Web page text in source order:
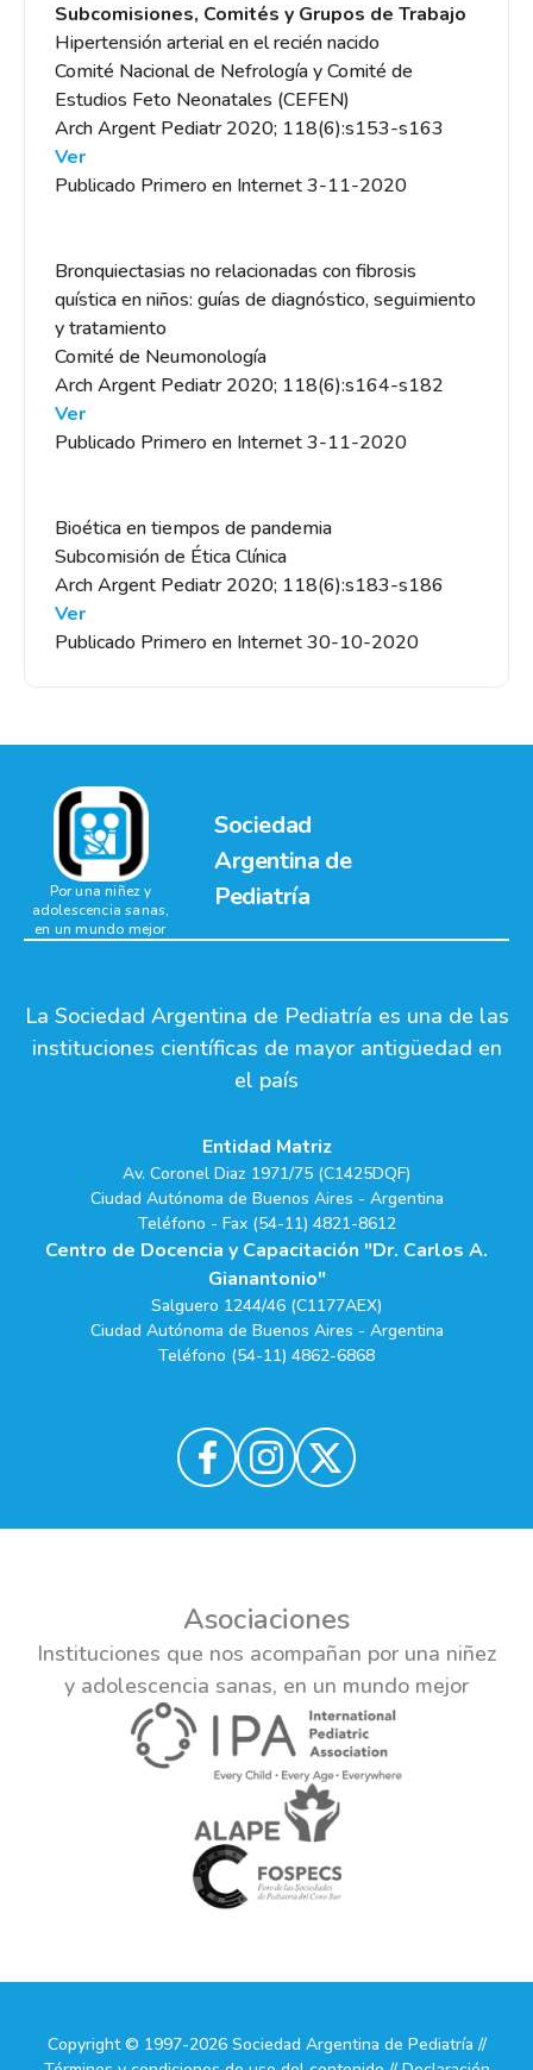
Subcomisiones, Comités y Grupos de Trabajo
Hipertensión arterial en el recién nacido
Comité Nacional de Nefrología y Comité de
Estudios Feto Neonatales (CEFEN)
Arch Argent Pediatr 2020; 118(6):s153-s163
Ver
Publicado Primero en Internet 3-11-2020
Bronquiectasias no relacionadas con fibrosis
quística en niños: guías de diagnóstico, seguimiento
y tratamiento
Comité de Neumonología
Arch Argent Pediatr 2020; 118(6):s164-s182
Ver
Publicado Primero en Internet 3-11-2020
Bioética en tiempos de pandemia
Subcomisión de Ética Clínica
Arch Argent Pediatr 2020; 118(6):s183-s186
Ver
Publicado Primero en Internet 30-10-2020
Sociedad
Argentina de
Pediatría
Por una niñez y
adolescencia sanas,
en un mundo mejor
La Sociedad Argentina de Pediatría es una de las
instituciones científicas de mayor antigüedad en
el país
Entidad Matriz
Av. Coronel Diaz 1971/75 (C1425DQF)
Ciudad Autónoma de Buenos Aires - Argentina
Teléfono - Fax (54-11) 4821-8612
Centro de Docencia y Capacitación "Dr. Carlos A.
Gianantonio"
Salguero 1244/46 (C1177AEX)
Ciudad Autónoma de Buenos Aires - Argentina
Teléfono (54-11) 4862-6868
Asociaciones
Instituciones que nos acompañan por una niñez
y adolescencia sanas, en un mundo mejor
Copyright © 1997-2026 Sociedad Argentina de Pediatría //